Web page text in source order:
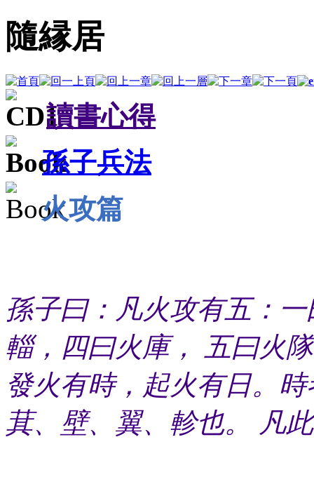
隨縁居
讀書心得
孫子兵法
火攻篇
孫子曰：凡火攻有五：
輜，四曰火庫， 五曰火
發火有時，起火有日。
萁、壁、翼、軫也。 凡